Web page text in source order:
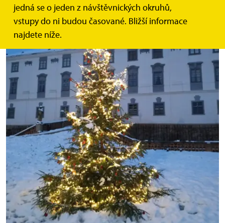
jedná se o jeden z návštěvnických okruhů,
vstupy do ni budou časované. Bližší informace
najdete níže.